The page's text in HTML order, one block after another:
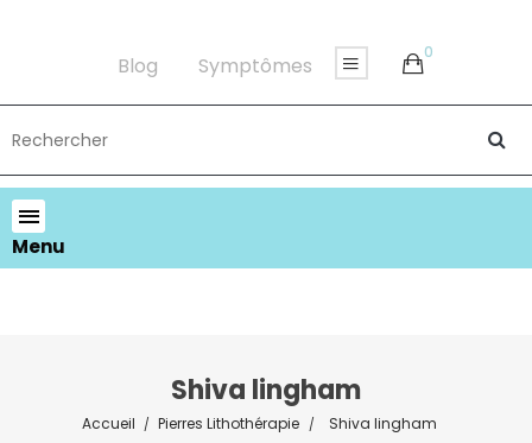
Blog Symptômes
0
Menu
Shiva lingham
Accueil Pierres Lithothérapie Shiva lingham